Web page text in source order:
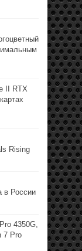
II RTX
Rising
в России
4350G,
7 Pro